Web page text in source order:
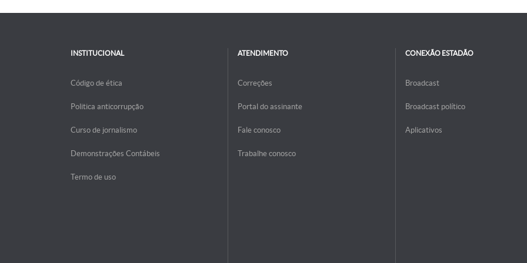
INSTITUCIONAL
Código de ética
Politica anticorrupção
Curso de jornalismo
Demonstrações Contábeis
Termo de uso
ATENDIMENTO
Correções
Portal do assinante
Fale conosco
Trabalhe conosco
CONEXÃO ESTADÃO
Broadcast
Broadcast político
Aplicativos